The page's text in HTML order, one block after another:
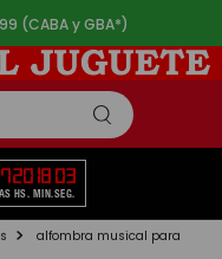
(CABA y GBA*)
20
HS.
18
MIN.
03
SEG.
alfombra musical para